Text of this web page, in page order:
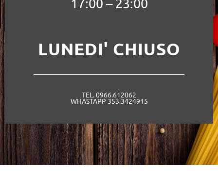
LUNEDI' CHIUSO
TEL. 0966.612062
WHASTAPP 353.3424915